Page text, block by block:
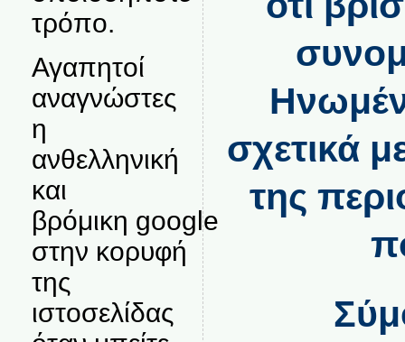
τρόπο.
Αγαπητοί
αναγνώστες
η
ανθελληνική
και
βρόμικη google
στην κορυφή
της
ιστοσελίδας
σχετικά
της